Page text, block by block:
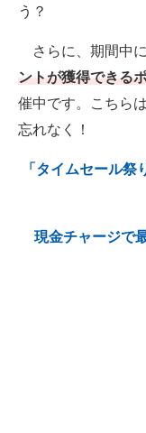
IT製品の技術・比較
製造業のIT導入・活
モノづくり技術者専
エレクトロニクス専
エネルギーの専門メ
う？
さらに、期間中に
ントが獲得できる
催中です。こちら
忘れなく！
「タイムセール
現金チャージで